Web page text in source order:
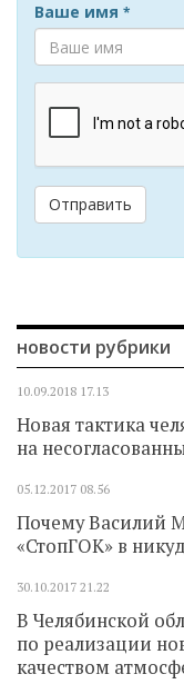
Ваше имя *
Отправить
новости рубрики
10.09.2018 17.13
Новая тактика
на
05.12.2017 08.56
Почему Василий
«СтопГОК» в
30.10.2017 21.22
В Челябинской
по реализации
качеством